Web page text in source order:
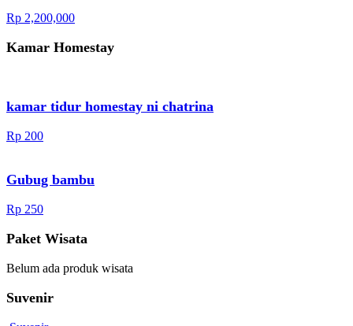
Rp 2,200,000
Kamar Homestay
kamar tidur homestay ni chatrina
Rp 200
Gubug bambu
Rp 250
Paket Wisata
Belum ada produk wisata
Suvenir